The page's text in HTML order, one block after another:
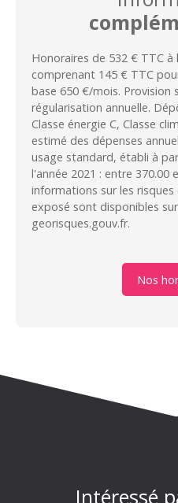
Honoraires de 532 € TTC
comprenant 145 € TTC
base 650 €/mois. Provision
régularisation annuelle.
Classe énergie C, Classe
estimé des dépenses
usage standard, établi à
l'année 2021 : entre 370.00
informations sur les
exposé sont disponibles
georisques.gouv.fr.
Nos
Intéressé